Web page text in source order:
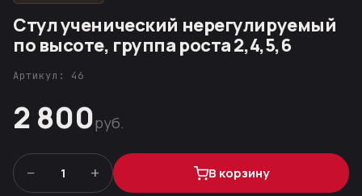
Стул ученический нерегулируемый
по высоте, группа роста 2,4,5,6
Артикул: 46
2 800руб.
− 1 + В корзину